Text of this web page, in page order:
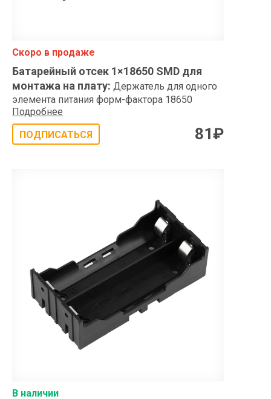
Скоро в продаже
Батарейный отсек 1×18650 SMD для
монтажа на плату: Держатель для одного
элемента питания форм-фактора 18650
Подробнее
ПОДПИСАТЬСЯ
81₽
В наличии